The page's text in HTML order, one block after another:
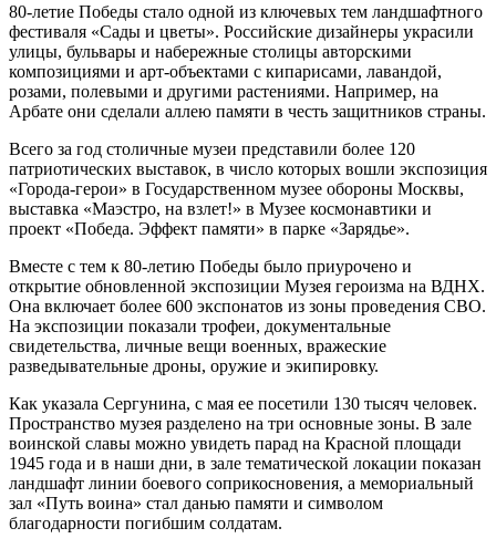
80-летие Победы стало одной из ключевых тем ландшафтного
фестиваля «Сады и цветы». Российские дизайнеры украсили
улицы, бульвары и набережные столицы авторскими
композициями и арт-объектами с кипарисами, лавандой,
розами, полевыми и другими растениями. Например, на
Арбате они сделали аллею памяти в честь защитников страны.
Всего за год столичные музеи представили более 120
патриотических выставок, в число которых вошли экспозиция
«Города-герои» в Государственном музее обороны Москвы,
выставка «Маэстро, на взлет!» в Музее космонавтики и
проект «Победа. Эффект памяти» в парке «Зарядье».
Вместе с тем к 80-летию Победы было приурочено и
открытие обновленной экспозиции Музея героизма на ВДНХ.
Она включает более 600 экспонатов из зоны проведения СВО.
На экспозиции показали трофеи, документальные
свидетельства, личные вещи военных, вражеские
разведывательные дроны, оружие и экипировку.
Как указала Сергунина, с мая ее посетили 130 тысяч человек.
Пространство музея разделено на три основные зоны. В зале
воинской славы можно увидеть парад на Красной площади
1945 года и в наши дни, в зале тематической локации показан
ландшафт линии боевого соприкосновения, а мемориальный
зал «Путь воина» стал данью памяти и символом
благодарности погибшим солдатам.